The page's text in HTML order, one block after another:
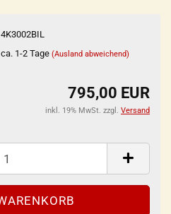
4K3002BIL
ca. 1-2 Tage (Ausland abweichend)
795,00 EUR
inkl. 19% MwSt. zzgl. Versand